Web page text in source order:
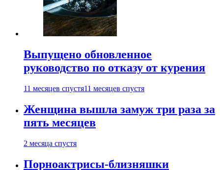
Выпущено обновленное
руководство по отказу от курения
11 месяцев спустя11 месяцев спустя
Женщина вышла замуж три раза за
пять месяцев
2 месяца спустя
Порноактрисы-близняшки